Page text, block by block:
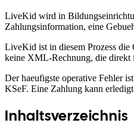
LiveKid wird in
Zahlungsinformation, eine
LiveKid ist in diesem Prozess
keine XML-Rechnung, die direkt
Der haeufigste operative Fehler
KSeF. Eine Zahlung kann
Inhaltsverzeichnis